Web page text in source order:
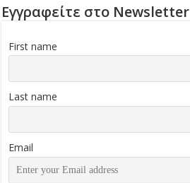
Εγγραφείτε στο Newsletter
First name
Last name
Email